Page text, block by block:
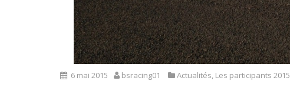
6 mai 2015 bsracing01 Actualités, Les participants 2015